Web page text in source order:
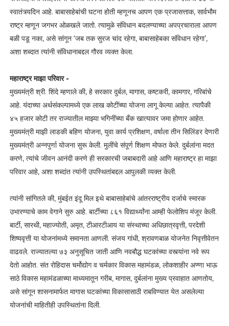
स्वातंत्र्यदिन आहे. बाबासाहेबांची घटना होती म्हणूनच आपण एक प्रजासत्ताक, सार्वभौम
राष्ट्र म्हणून जगभर ओळखले जातो. त्यामुळे संविधान बदलण्याच्या अपप्रचाराला आपण
बळी पडू नका, असे सांगून ‘जब तक सुरज चांद रहेगा, बाबासाहेबका संविधान रहेगा’,
अशा शब्दात त्यांनी संविधानाबद्दल गौरव व्यक्त केला.
महाराष्ट्र माझा परिवार -
मुख्यमंत्री श्री. शिंदे म्हणाले की, हे सरकार दुर्बल, मागास, कष्टकरी, कामगार, गरिबांचे
आहे. यंदाच्या अर्थसंकल्पामध्ये एक लाख कोटींच्या योजना लागू केल्या आहेत. त्यापैकी
४५ हजार कोटी तर राज्यातील माझ्या भगिनींच्या बँक खात्यावर जमा होणार आहेत.
मुख्यमंत्री माझी लाडकी बहिण योजना, युवा कार्य प्रशिक्षण, वर्षाला तीन सिलिंडर देणारी
मुख्यमंत्री अन्नपुर्णा योजना सुरू केली. मुलींचे संपूर्ण शिक्षण मोफत केले. दुर्बलांना मदत
करणे, त्यांचे जीवन आनंदी करणे ही सरकारची जबाबदारी आहे आणि महाराष्ट्र हा माझा
परिवार आहे, अशा शब्दांत त्यांनी उपस्थितांबद्दल आपुलकी व्यक्त केली.
त्यांनी सांगितले की, मुंबईत इंदू मिल इथे बाबासाहेबांचे आंतरराष्ट्रीय दर्जाचे स्मारक
उभारण्याचे काम वेगाने सुरु आहे. बार्टीच्या ८६१ विद्यार्थ्यांना आम्ही फेलोशिप मंजूर केली.
बार्टी, सारथी, महाज्योती, अमृत, टीआरटीआय या संस्थाच्या अधिछात्रवृत्ती, परदेशी
शिष्यवृत्ती या योजनांमध्ये समानता आणली. संजय गांधी, श्रावणबाळ योजनेत निवृत्तीवेतन
वाढवले. राज्यातल्या ७३ अनुसूचित जाती आणि नवबौद्ध घटकांच्या वस्त्यांना नवे रूप
देतो आहोत. संत रोहिदास चर्मोद्योग व चर्मकार विकास महामंडळ, लोकशाहीर अण्णा भाऊ
साठे विकास महामंडळाच्या माध्यमातून गरीब, मागास, दुर्बलांना मुख्य प्रवाहात आणतोय,
असे सांगून शासनामार्फत मागास घटकांच्या विकासासाठी राबविण्यात येत असलेल्या
योजनांची माहितीही उपस्थितांना दिली.